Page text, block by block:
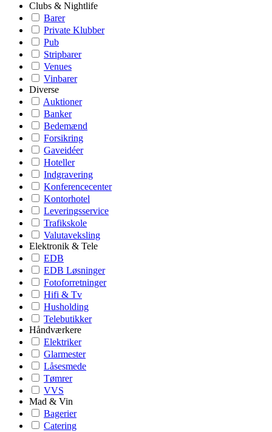
Clubs & Nightlife
Barer
Private Klubber
Pub
Stripbarer
Venues
Vinbarer
Diverse
Auktioner
Banker
Bedemænd
Forsikring
Gaveidéer
Hoteller
Indgravering
Konferencecenter
Kontorhotel
Leveringsservice
Trafikskole
Valutaveksling
Elektronik & Tele
EDB
EDB Løsninger
Fotoforretninger
Hifi & Tv
Husholding
Telebutikker
Håndværkere
Elektriker
Glarmester
Låsesmede
Tømrer
VVS
Mad & Vin
Bagerier
Catering